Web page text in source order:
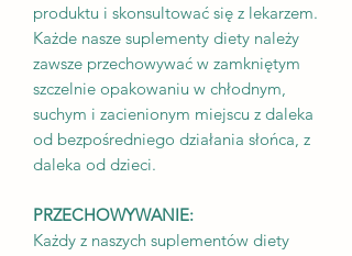
produktu i skonsultować się z lekarzem.
Każde nasze suplementy diety należy
zawsze przechowywać w zamkniętym
szczelnie opakowaniu w chłodnym,
suchym i zacienionym miejscu z daleka
od bezpośredniego działania słońca, z
daleka od dzieci.
PRZECHOWYWANIE:
Każdy z naszych suplementów diety